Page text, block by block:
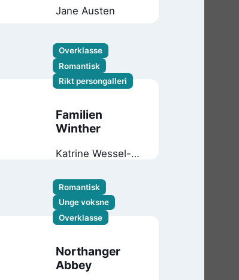
Jane Austen
Overklasse
Romantisk
Rikt persongalleri
Familien
Winther
Katrine Wessel-
Romantisk
Unge voksne
Overklasse
Northanger
Abbey